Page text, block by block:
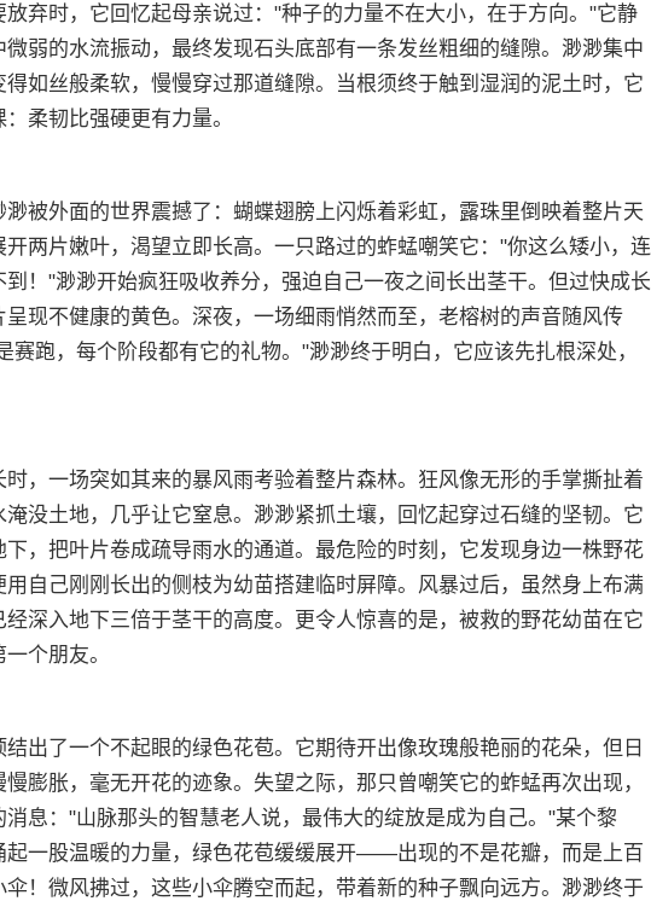
放弃时，它回忆起母亲说过："种子的力量不在大小，在于方向。"它静
弱的水流振动，最终发现石头底部有一条发丝粗细的缝隙。渺渺集中
如丝般柔软，慢慢穿过那道缝隙。当根须终于触到湿润的泥土时，它
柔韧比强硬更有力量。
被外面的世界震撼了：蝴蝶翅膀上闪烁着彩虹，露珠里倒映着整片天
两片嫩叶，渴望立即长高。一只路过的蚱蜢嘲笑它："你这么矮小，连
！"渺渺开始疯狂吸收养分，强迫自己一夜之间长出茎干。但过快成长
现不健康的黄色。深夜，一场细雨悄然而至，老榕树的声音随风传
赛跑，每个阶段都有它的礼物。"渺渺终于明白，它应该先扎根深处，
时，一场突如其来的暴风雨考验着整片森林。狂风像无形的手掌撕扯着
没土地，几乎让它窒息。渺渺紧抓土壤，回忆起穿过石缝的坚韧。它
下，把叶片卷成疏导雨水的通道。最危险的时刻，它发现身边一株野花
用自己刚刚长出的侧枝为幼苗搭建临时屏障。风暴过后，虽然身上布满
深入地下三倍于茎干的高度。更令人惊喜的是，被救的野花幼苗在它
个朋友。
出了一个不起眼的绿色花苞。它期待开出像玫瑰般艳丽的花朵，但日
膨胀，毫无开花的迹象。失望之际，那只曾嘲笑它的蚱蜢再次出现，
息："山脉那头的智慧老人说，最伟大的绽放是成为自己。"某个黎
起一股温暖的力量，绿色花苞缓缓展开——出现的不是花瓣，而是上百
！微风拂过，这些小伞腾空而起，带着新的种子飘向远方。渺渺终于